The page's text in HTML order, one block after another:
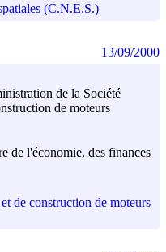
(C.N.E.S.)
de la Société
de moteurs
de l'économie, des finances
de construction de moteurs
13/09/2000